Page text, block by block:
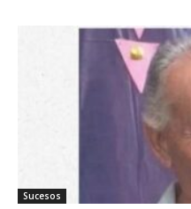
Sucesos